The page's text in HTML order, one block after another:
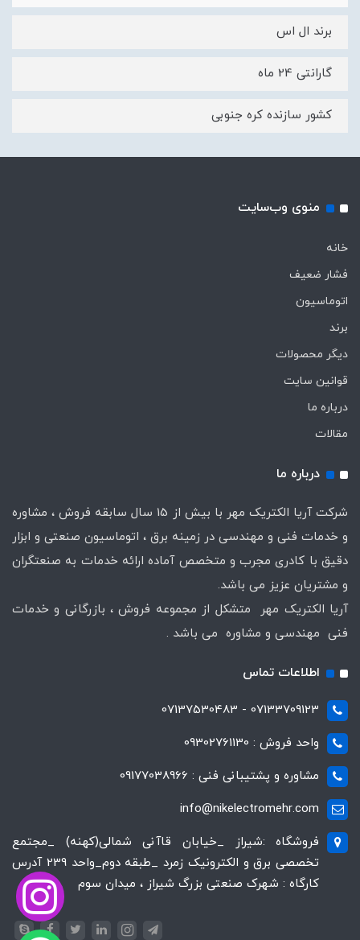
برند ال اس
گارانتی 24 ماه
کشور سازنده کره جنوبی
منوی وب‌سایت
خانه
فشار ضعیف
اتوماسیون
برند
دیگر محصولات
قوانین سایت
درباره ما
مقالات
درباره ما
شرکت آریا الکتریک مهر با بیش از 15 سال سابقه فروش ، مشاوره
و خدمات فنی و مهندسی در زمینه برق ، اتوماسیون صنعتی و ابزار
دقیق با کادری مجرب و متخصص آماده ارائه خدمات به صنعتگران
و مشتریان عزیز می باشد.
آریا الکتریک مهر متشکل از مجموعه فروش ، بازرگانی و خدمات
فنی مهندسی و مشاوره می باشد .
اطلاعات تماس
07133709123 - 07137530483
واحد فروش : 09302761130
مشاوره و پشتیبانی فنی : 09177038966
info@nikelectromehr.com
فروشگاه :شیراز _خیابان قاآنی شمالی(کهنه) _مجتمع
تخصصی برق و الکترونیک زمرد _طبقه دوم_واحد 239 آدرس
کارگاه : شهرک صنعتی بزرگ شیراز ، میدان سوم